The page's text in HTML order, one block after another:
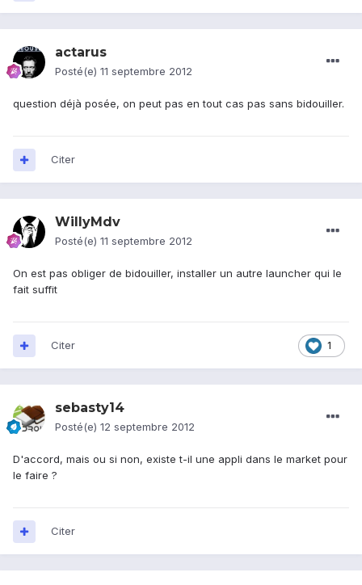
actarus
Posté(e) 11 septembre 2012
question déjà posée, on peut pas en tout cas pas sans bidouiller.
Citer
WillyMdv
Posté(e) 11 septembre 2012
On est pas obliger de bidouiller, installer un autre launcher qui le
fait suffit
1
Citer
sebasty14
Posté(e) 12 septembre 2012
D'accord, mais ou si non, existe t-il une appli dans le market pour
le faire ?
Citer